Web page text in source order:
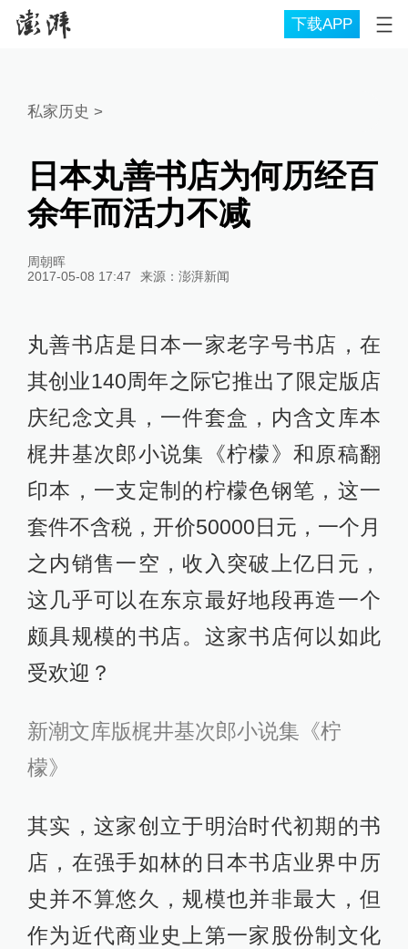
下载APP
私家历史 >
日本丸善书店为何历经百
余年而活力不减
周朝晖
2017-05-08 17:47
来源： 澎湃新闻
丸善书店是日本一家老字号书店，在
其创业140周年之际它推出了限定版店
庆纪念文具，一件套盒，内含文库本
梶井基次郎小说集《柠檬》和原稿翻
印本，一支定制的柠檬色钢笔，这一
套件不含税，开价50000日元，一个月
之内销售一空，收入突破上亿日元，
这几乎可以在东京最好地段再造一个
颇具规模的书店。这家书店何以如此
受欢迎？
新潮文库版梶井基次郎小说集《柠
檬》
其实，这家创立于明治时代初期的书
店，在强手如林的日本书店业界中历
史并不算悠久，规模也并非最大，但
作为近代商业史上第一家股份制文化